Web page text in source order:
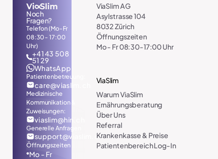
Noch
Fragen?
Telefon (Mo-Fr
08:30 - 17:00
Uhr)
+41 43 508
51 29
WhatsApp
Patientenbetreuung:
care@viaslim.ch
Medizinische
Kommunikation &
Zuweisungen:
viaslim@hin.ch
Generelle Anfragen
support@viaslim.ch
Öffnungszeiten
Mo - Fr
ViaSlim AG
Asylstrasse 104
8032 Zürich
Öffnungszeiten
Mo - Fr 08:30-17:00 Uhr
ViaSlim
Warum ViaSlim
Ernährungsberatung
Über Uns
Referral
Krankenkasse & Preise
Patientenbereich Log-In